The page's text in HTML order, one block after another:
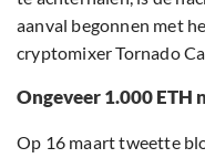
aanval begonnen met
cryptomixer Tornado
Ongeveer 1.000 ETH
Op 16 maart tweette